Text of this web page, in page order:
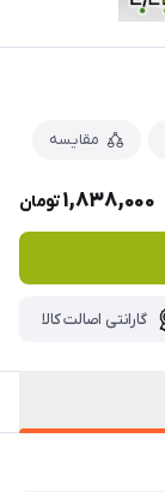
مقایسه
1,838,000تومان
گارانتی اصالت کالا